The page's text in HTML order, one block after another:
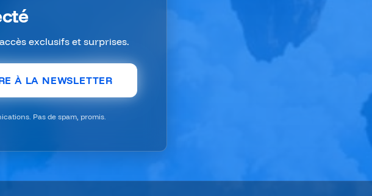
exclusifs et surprises.
À LA NEWSLETTER
Pas de spam, promis.